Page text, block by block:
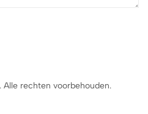
rechten voorbehouden.